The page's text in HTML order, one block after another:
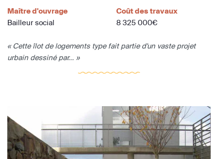
Maître d'ouvrage
Bailleur social
Coût des travaux
8 325 000€
« Cette îlot de logements type fait partie d'un vaste projet
urbain dessiné par... »